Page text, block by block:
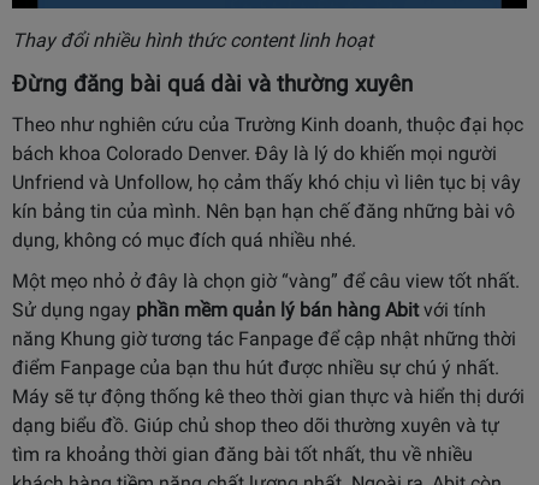
Thay đổi nhiều hình thức content linh hoạt
Đừng đăng bài quá dài và thường xuyên
Theo như nghiên cứu của Trường Kinh doanh, thuộc đại học
bách khoa Colorado Denver. Đây là lý do khiến mọi người
Unfriend và Unfollow, họ cảm thấy khó chịu vì liên tục bị vây
kín bảng tin của mình. Nên bạn hạn chế đăng những bài vô
dụng, không có mục đích quá nhiều nhé.
Một mẹo nhỏ ở đây là chọn giờ “vàng” để câu view tốt nhất.
Sử dụng ngay phần mềm quản lý bán hàng Abitvới tính
năng Khung giờ tương tác Fanpage để cập nhật những thời
điểm Fanpage của bạn thu hút được nhiều sự chú ý nhất.
Máy sẽ tự động thống kê theo thời gian thực và hiển thị dưới
dạng biểu đồ. Giúp chủ shop theo dõi thường xuyên và tự
tìm ra khoảng thời gian đăng bài tốt nhất, thu về nhiều